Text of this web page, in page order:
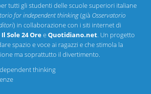
tutti gli studenti delle scuole superiori italiane
for independent thinking(già Osservatorio
) in collaborazione con i siti internet di
Il Sole 24 OreeQuotidiano.net. Un progetto
spazio e voce ai ragazzi e che stimola la
ma soprattutto il divertimento.
thinking